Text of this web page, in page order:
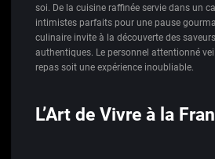
soi. De la cuisine raffinée servie dans un
intimistes parfaits pour une pause
culinaire invite à la découverte des
authentiques. Le personnel attentionné
repas soit une expérience inoubliable.
L’Art de Vivre à la